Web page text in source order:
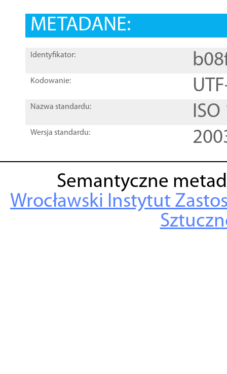
METADANE:
Identyfikator:
Kodowanie:
Nazwa standardu:
Wersja standardu:
Semantyczne
Wrocławski Instytut